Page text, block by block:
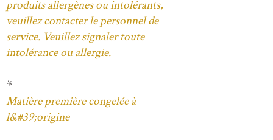
produits allergènes ou intolérants,
veuillez contacter le personnel de
service. Veuillez signaler toute
intolérance ou allergie.
*
Matière première congelée à
l&#39;origine